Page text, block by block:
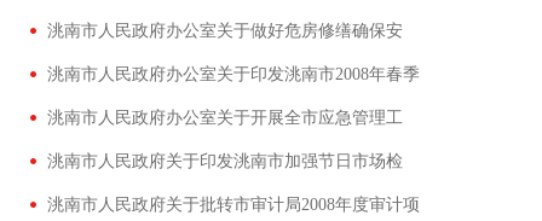
洮南市人民政府办公室关于做好危房修缮确保安
洮南市人民政府办公室关于印发洮南市2008年春季
洮南市人民政府办公室关于开展全市应急管理工
洮南市人民政府关于印发洮南市加强节日市场检
洮南市人民政府关于批转市审计局2008年度审计项